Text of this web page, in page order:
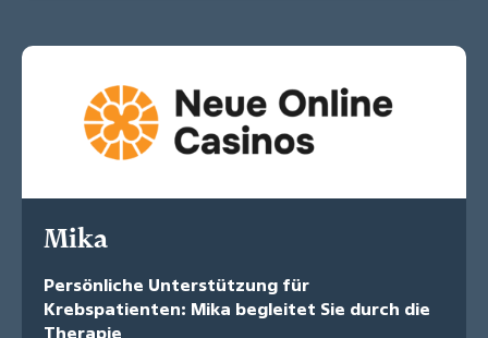
Mika
Persönliche Unterstützung für
Krebspatienten: Mika begleitet Sie durch die
Therapie